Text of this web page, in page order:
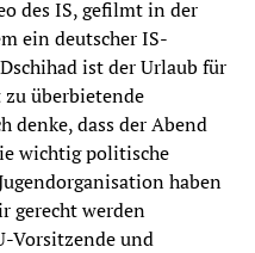
des IS, gefilmt in der
ein deutscher IS-
ist der Urlaub für
überbietende
denke, dass der Abend
wichtig politische
haben
gerecht werden
Vorsitzende und